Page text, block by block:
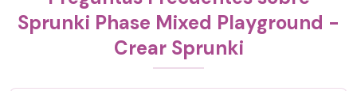
Sprunki Phase Mixed Playground -
Crear Sprunki